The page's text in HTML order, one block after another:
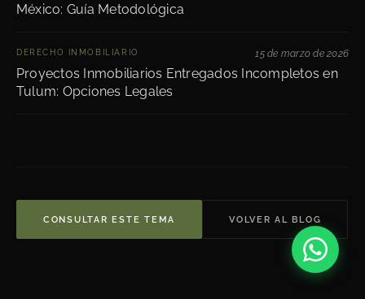
México: Guía Metodológica
DERECHO INMOBILIARIO
Proyectos Inmobiliarios Entregados Incompletos en
Tulum: Opciones Legales
15 de marzo de 2026
CONSULTAR ESTE TEMA VOLVER AL BLOG